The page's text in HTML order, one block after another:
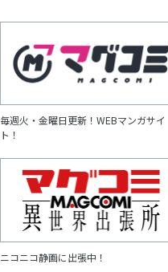
毎週火・金曜日更新！WEBマンガサイ
ト！
ニコニコ静画に出張中！